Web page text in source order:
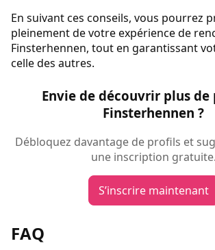
En suivant ces conseils, vous pourrez
pleinement de votre expérience de
Finsterhennen, tout en garantissant
celle des autres.
Envie de découvrir plus de
Finsterhennen ?
Débloquez davantage de profils et
une inscription gratuite.
S’inscrire maintenant
FAQ